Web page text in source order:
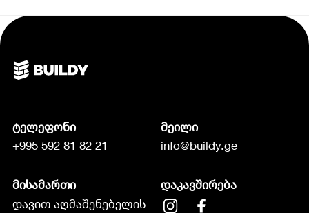
ტელეფონი
+995 592 81 82 21
მეილი
info@buildy.ge
მისამართი
დავით აღმაშენებელის
დაკავშირება